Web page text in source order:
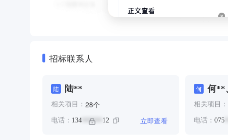
招标联系人
陆 陆**
相关项目： 28个
电话： 134 ****** 12 立即查看
何 何**
相关项目：
电话： 075